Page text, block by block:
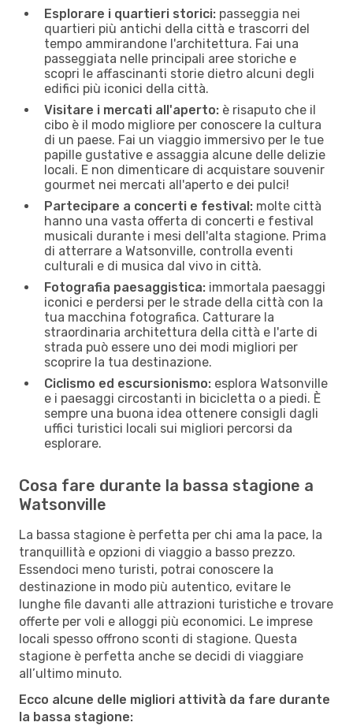
Esplorare i quartieri storici: passeggia nei
quartieri più antichi della città e trascorri del
tempo ammirandone l'architettura. Fai una
passeggiata nelle principali aree storiche e
scopri le affascinanti storie dietro alcuni degli
edifici più iconici della città.
Visitare i mercati all'aperto: è risaputo che il
cibo è il modo migliore per conoscere la cultura
di un paese. Fai un viaggio immersivo per le tue
papille gustative e assaggia alcune delle delizie
locali. E non dimenticare di acquistare souvenir
gourmet nei mercati all'aperto e dei pulci!
Partecipare a concerti e festival: molte città
hanno una vasta offerta di concerti e festival
musicali durante i mesi dell'alta stagione. Prima
di atterrare a Watsonville, controlla eventi
culturali e di musica dal vivo in città.
Fotografia paesaggistica: immortala paesaggi
iconici e perdersi per le strade della città con la
tua macchina fotografica. Catturare la
straordinaria architettura della città e l'arte di
strada può essere uno dei modi migliori per
scoprire la tua destinazione.
Ciclismo ed escursionismo: esplora Watsonville
e i paesaggi circostanti in bicicletta o a piedi. È
sempre una buona idea ottenere consigli dagli
uffici turistici locali sui migliori percorsi da
esplorare.
Cosa fare durante la bassa stagione a
Watsonville
La bassa stagione è perfetta per chi ama la pace, la
tranquillità e opzioni di viaggio a basso prezzo.
Essendoci meno turisti, potrai conoscere la
destinazione in modo più autentico, evitare le
lunghe file davanti alle attrazioni turistiche e trovare
offerte per voli e alloggi più economici. Le imprese
locali spesso offrono sconti di stagione. Questa
stagione è perfetta anche se decidi di viaggiare
all’ultimo minuto.
Ecco alcune delle migliori attività da fare durante
la bassa stagione: